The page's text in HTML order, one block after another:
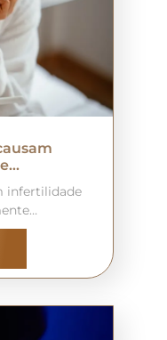
infertilidade